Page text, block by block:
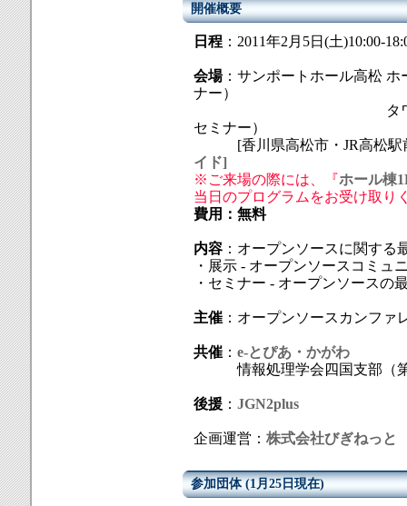
開催概要
日程 ：2011年2月5日(土)10:00-
会場：サンポートホール高松
ナー）
タワー棟 4F/5F e-
セミナー）
[香川県高松市・JR高松駅
イド]
※ご来場の際には、『ホール棟
当日のプログラムをお受け取り
費用：無料
内容 ：オープンソースに関する
・展示 - オープンソースコミュ
・セミナー - オープンソースの
主催 ：オープンソースカンファ
共催 ： e-とぴあ・かがわ
情報処理学会四国支部（第2
後援 ： JGN2plus
企画運営： 株式会社びぎねっと
参加団体 (1月25日現在)